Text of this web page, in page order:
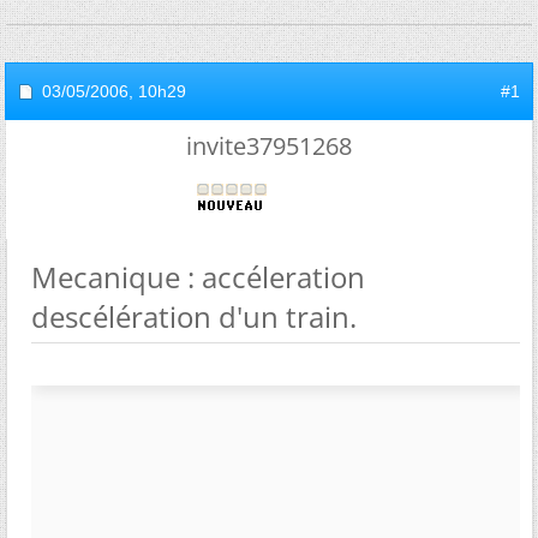
03/05/2006, 10h29 #1
invite37951268
Mecanique : accéleration
descélération d'un train.